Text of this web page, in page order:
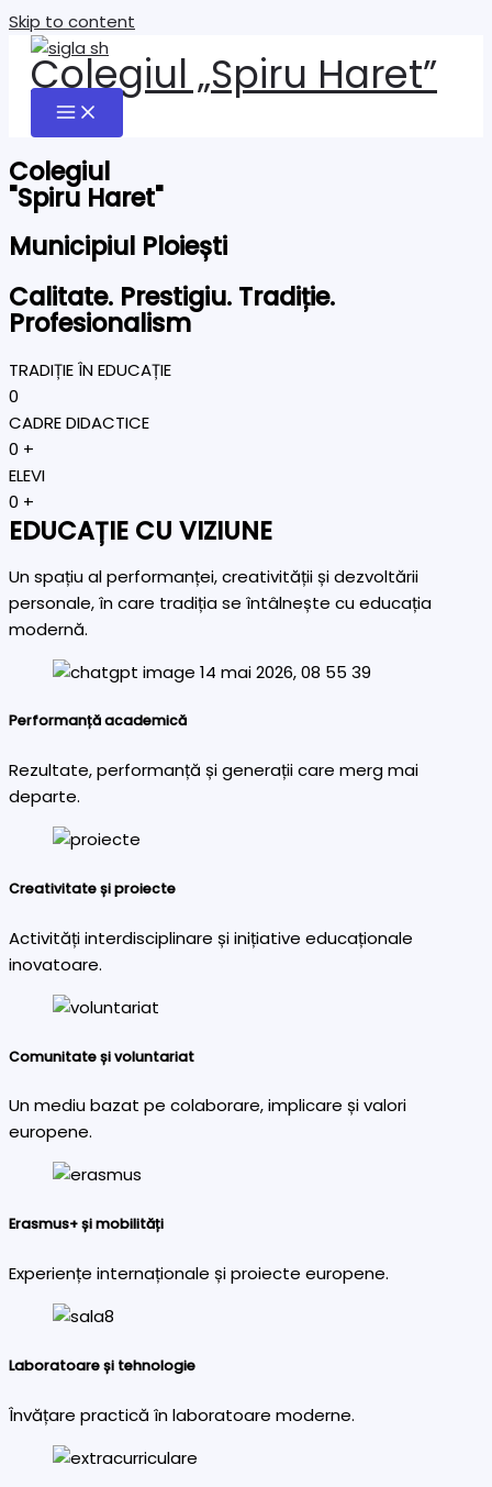
Skip to content
Colegiul „Spiru Haret”
Colegiul
"Spiru Haret"
Municipiul Ploiești
Calitate. Prestigiu. Tradiție.
Profesionalism
TRADIȚIE ÎN EDUCAȚIE
0
CADRE DIDACTICE
0 +
ELEVI
0 +
EDUCAȚIE CU VIZIUNE
Un spațiu al performanței, creativității și dezvoltării
personale, în care tradiția se întâlnește cu educația
modernă.
Performanță academică
Rezultate, performanță și generații care merg mai
departe.
Creativitate și proiecte
Activități interdisciplinare și inițiative educaționale
inovatoare.
Comunitate și voluntariat
Un mediu bazat pe colaborare, implicare și valori
europene.
Erasmus+ și mobilități
Experiențe internaționale și proiecte europene.
Laboratoare și tehnologie
Învățare practică în laboratoare moderne.